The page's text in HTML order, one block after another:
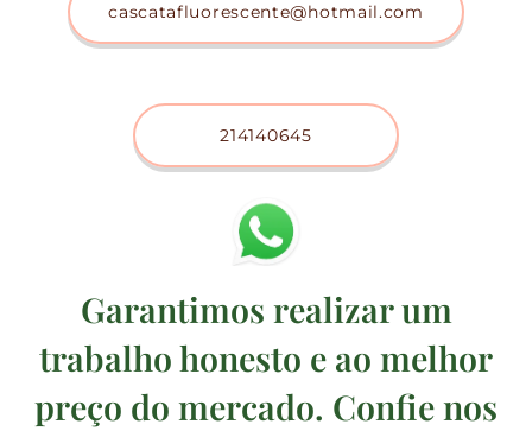
cascatafluorescente@hotmail.com
214140645
Garantimos realizar um
trabalho honesto e ao melhor
preço do mercado. Confie nos